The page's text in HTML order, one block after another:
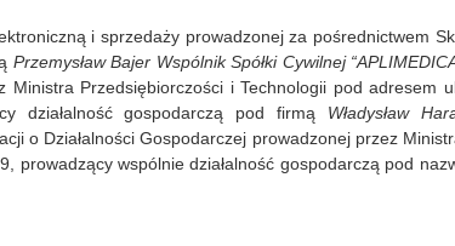
i sprzedaży prowadzonej za pośrednictwem
Przemysław Bajer Wspólnik Spółki Cywilnej
Przedsiębiorczości i Technologii pod adresem
działalność gospodarczą pod firmą Władysław
o Działalności Gospodarczej prowadzonej przez
prowadzący wspólnie działalność gospodarczą pod